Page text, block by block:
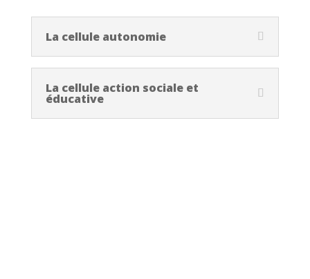
La cellule autonomie
La cellule action sociale et
éducative